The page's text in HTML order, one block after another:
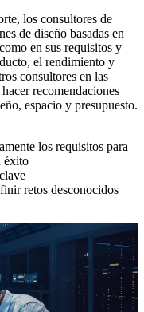
los consultores de
de diseño basadas en
en sus requisitos y
el rendimiento y
consultores en las
recomendaciones
espacio y presupuesto.
los requisitos para
éxito
retos desconocidos